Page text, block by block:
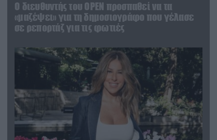
O διευθυντής του OPEN προσπαθεί να τα
«μαζέψει» για τη δημοσιογράφο που γέλασε
σε ρεπορτάζ για τις φωτιές